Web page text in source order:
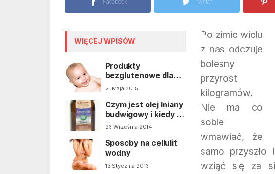
Facebook Twitter
WIĘCEJ WPISÓW
Produkty
bezglutenowe dla
niemowląt?
21 Maja 2015
Czym jest olej lniany
budwigowy i kiedy go
stosować?
23 Września 2014
Sposoby na cellulit
wodny
13 Stycznia 2013
Po zimie wielu
z nas odczuje
bolesny
przyrost
kilogramów.
Nie ma co
sobie
wmawiać, że
samo przyszło
wziąć się za